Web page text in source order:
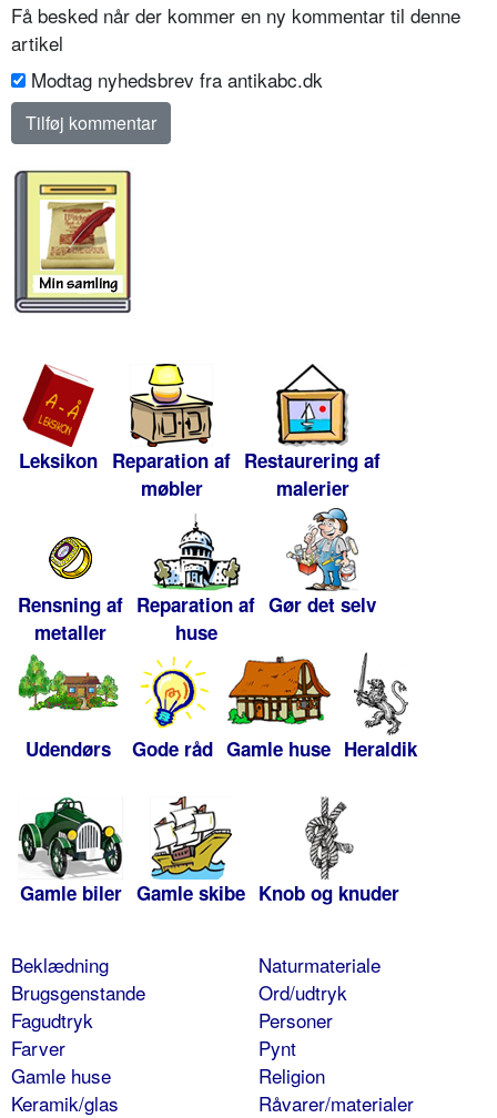
Få besked når der kommer en ny kommentar til denne
artikel
Modtag nyhedsbrev fra antikabc.dk
Leksikon Reparation af
møbler
Restaurering af
malerier
Rensning af
metaller
Reparation af
huse
Gør det selv
Udendørs Gode råd Gamle huse Heraldik
Gamle biler Gamle skibe Knob og knuder
Beklædning
Brugsgenstande
Fagudtryk
Farver
Gamle huse
Keramik/glas
Naturmateriale
Ord/udtryk
Personer
Pynt
Religion
Råvarer/materialer